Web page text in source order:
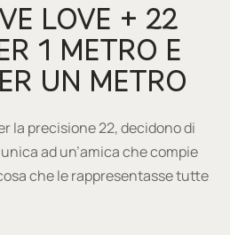
LOVE + 22
1 METRO E
UN METRO
la precisione 22, decidono di
ad un’amica che compie
che le rappresentasse tutte